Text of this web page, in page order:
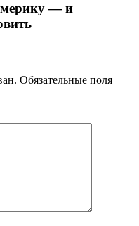
— и
Обязательные поля